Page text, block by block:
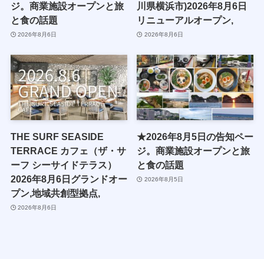
ジ。商業施設オープンと旅
と食の話題
2026年8月6日
川県横浜市)2026年8月6日
リニューアルオープン,
2026年8月6日
THE SURF SEASIDE
TERRACE カフェ（ザ・サ
ーフ シーサイドテラス）
2026年8月6日グランドオー
プン,地域共創型拠点,
2026年8月6日
★2026年8月5日の告知ペー
ジ。商業施設オープンと旅
と食の話題
2026年8月5日